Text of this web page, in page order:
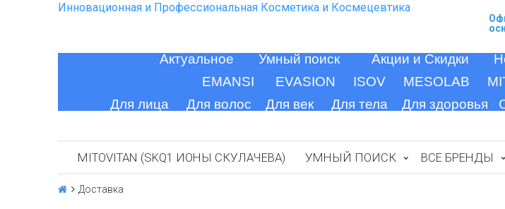
Инновационная и Профессиональная Косметика и Космецевтика
Актуальное Умный поиск Акции и Скидки
EMANSI
EVASION ISOV MESOLAB
Для лица
Для волос Для век Для тела Для здоровья
MITOVITAN (SKQ1 ИОНЫ СКУЛАЧЕВА) УМНЫЙ ПОИСК ВСЕ БРЕНДЫ
Доставка